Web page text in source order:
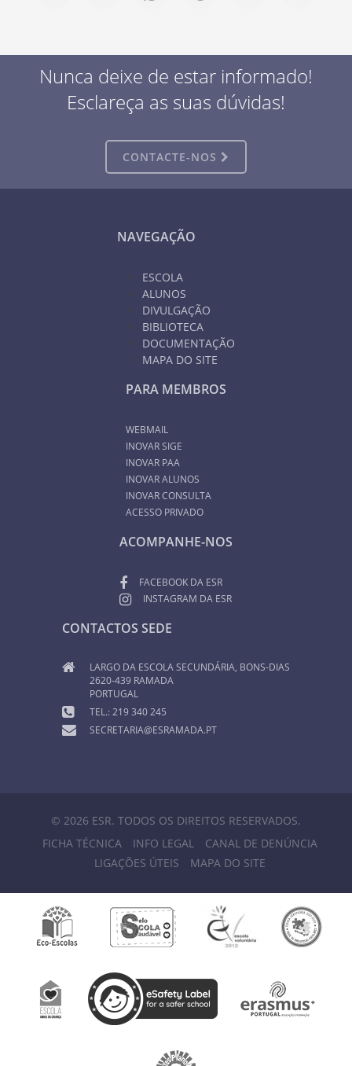
Nunca deixe de estar informado!
Esclareça as suas dúvidas!
CONTACTE-NOS
NAVEGAÇÃO
ESCOLA
ALUNOS
DIVULGAÇÃO
BIBLIOTECA
DOCUMENTAÇÃO
MAPA DO SITE
PARA MEMBROS
WEBMAIL
INOVAR SIGE
INOVAR PAA
INOVAR ALUNOS
INOVAR CONSULTA
ACESSO PRIVADO
ACOMPANHE-NOS
FACEBOOK DA ESR
INSTAGRAM DA ESR
CONTACTOS SEDE
LARGO DA ESCOLA SECUNDÁRIA, BONS-DIAS
2620-439 RAMADA
PORTUGAL
TEL.: 219 340 245
SECRETARIA@ESRAMADA.PT
© 2026 ESR. TODOS OS DIREITOS RESERVADOS.
FICHA TÉCNICA
INFO LEGAL
CANAL DE DENÚNCIA
LIGAÇÕES ÚTEIS
MAPA DO SITE